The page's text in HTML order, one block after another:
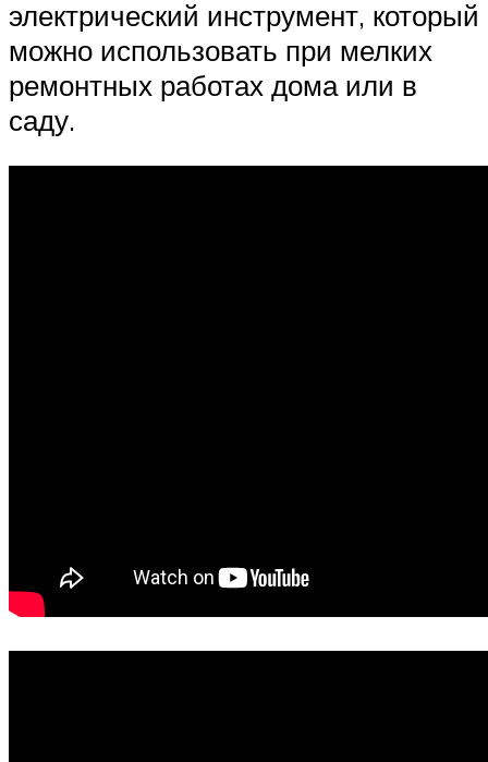
электрический инструмент, который
можно использовать при мелких
ремонтных работах дома или в
саду.